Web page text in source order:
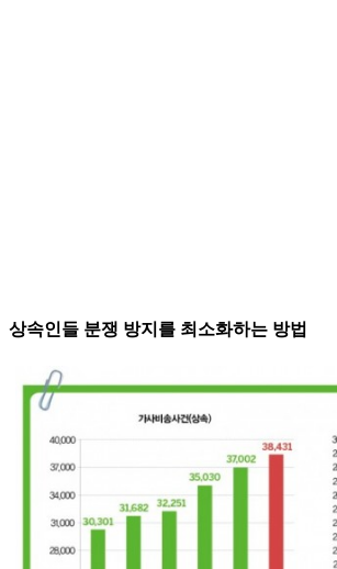
상속인들 분쟁 방지를 최소화하는 방법